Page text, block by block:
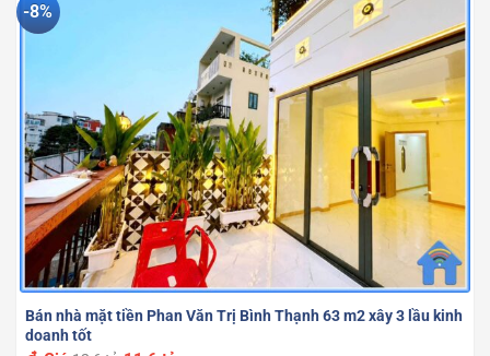
-8%
Bán nhà mặt tiền Phan Văn Trị Bình Thạnh 63 m2 xây 3 lầu kinh
doanh tốt